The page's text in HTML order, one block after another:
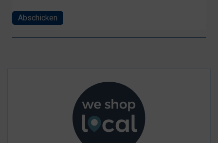
Abschicken